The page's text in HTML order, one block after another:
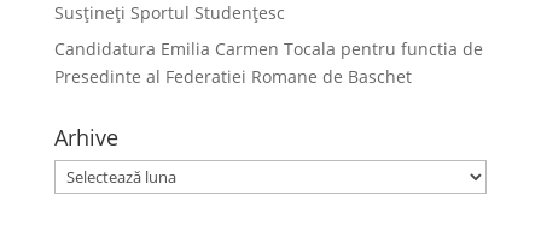
Susțineți Sportul Studențesc
Candidatura Emilia Carmen Tocala pentru functia de
Presedinte al Federatiei Romane de Baschet
Arhive
Arhive